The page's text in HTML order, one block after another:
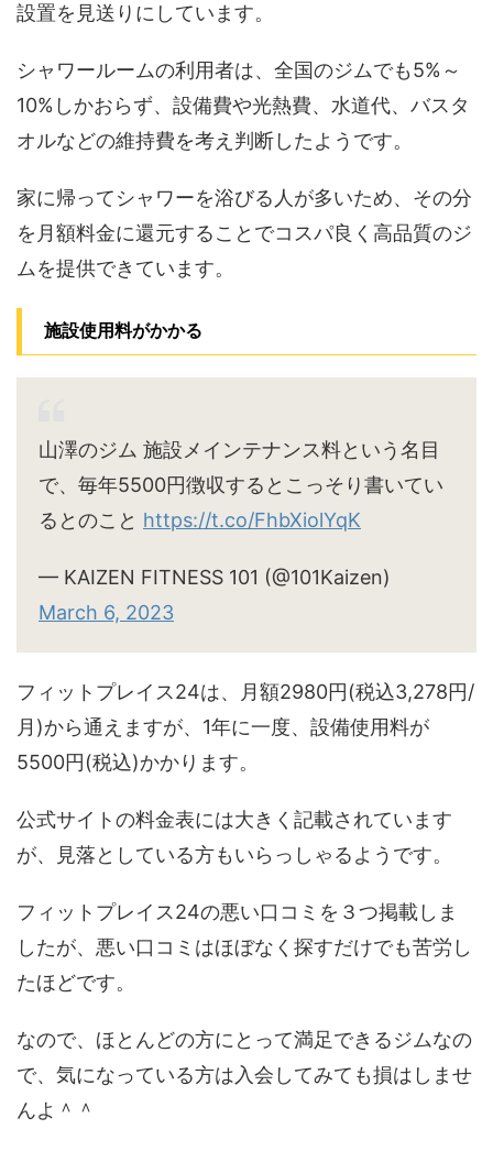
設置を見送りにしています。
シャワールームの利用者は、全国のジムでも5%～
10%しかおらず、設備費や光熱費、水道代、バスタ
オルなどの維持費を考え判断したようです。
家に帰ってシャワーを浴びる人が多いため、その分
を月額料金に還元することでコスパ良く高品質のジ
ムを提供できています。
施設使用料がかかる
山澤のジム 施設メインテナンス料という名目
で、毎年5500円徴収するとこっそり書いてい
るとのこと https://t.co/FhbXiolYqK
— KAIZEN FITNESS 101 (@101Kaizen)
March 6, 2023
フィットプレイス24は、月額2980円(税込3,278円/
月)から通えますが、1年に一度、設備使用料が
5500円(税込)かかります。
公式サイトの料金表には大きく記載されています
が、見落としている方もいらっしゃるようです。
フィットプレイス24の悪い口コミを３つ掲載しま
したが、悪い口コミはほぼなく探すだけでも苦労し
たほどです。
なので、ほとんどの方にとって満足できるジムなの
で、気になっている方は入会してみても損はしませ
んよ＾＾